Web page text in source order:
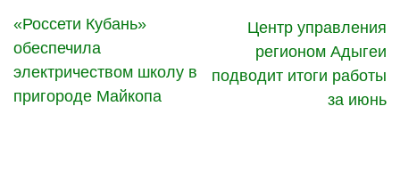
«Россети Кубань»
обеспечила
электричеством школу в
пригороде Майкопа
Центр управления
регионом Адыгеи
подводит итоги работы
за июнь